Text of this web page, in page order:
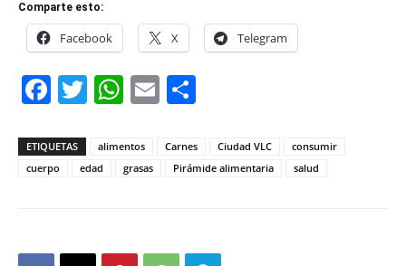
Comparte esto:
Facebook X Telegram
Facebook
Twitter
WhatsApp
Email
ETIQUETAS alimentos Carnes Ciudad VLC
consumir
cuerpo
edad grasas Pirámide alimentaria salud